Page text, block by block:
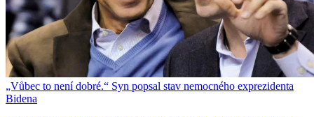
„Vůbec to není dobré.“ Syn popsal stav nemocného exprezidenta
Bidena